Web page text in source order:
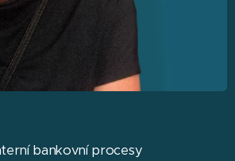
bankovní procesy